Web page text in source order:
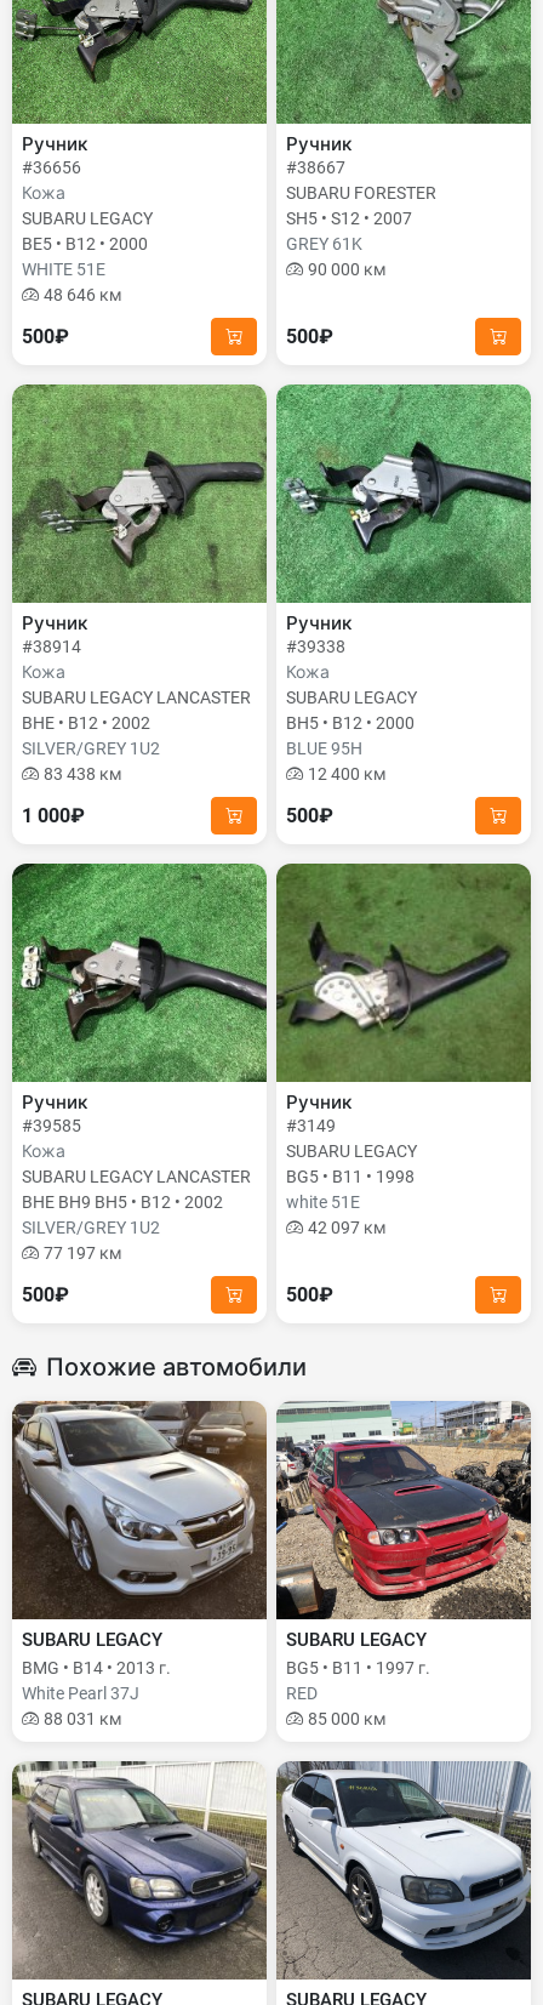
Ручник
#36656
Кожа
SUBARU LEGACY
BE5 • B12 • 2000
WHITE 51E
48 646 км
500₽
Ручник
#38667
SUBARU FORESTER
SH5 • S12 • 2007
GREY 61K
90 000 км
500₽
Ручник
#38914
Кожа
SUBARU LEGACY LANCASTER
BHE • B12 • 2002
SILVER/GREY 1U2
83 438 км
1 000₽
Ручник
#39338
Кожа
SUBARU LEGACY
BH5 • B12 • 2000
BLUE 95H
12 400 км
500₽
Ручник
#39585
Кожа
SUBARU LEGACY LANCASTER
BHE BH9 BH5 • B12 • 2002
SILVER/GREY 1U2
77 197 км
500₽
Ручник
#3149
SUBARU LEGACY
BG5 • B11 • 1998
white 51E
42 097 км
500₽
Похожие автомобили
SUBARU LEGACY
BMG • B14 • 2013 г.
White Pearl 37J
88 031 км
SUBARU LEGACY
BG5 • B11 • 1997 г.
RED
85 000 км
SUBARU LEGACY SUBARU LEGACY